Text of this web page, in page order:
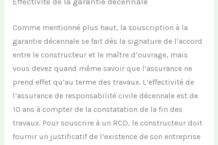
Comme mentionné plus haut, la souscription à la
garantie décennale se fait dès la signature de l’accord
entre le constructeur et le maître d’ouvrage, mais
vous devez quand même savoir que l’assurance ne
prend effet qu’au terme des travaux. L’effectivité de
l’assurance de responsabilité civile décennale est de
10 ans à compter de la constatation de la fin des
travaux. Pour souscrire à un RCD, le constructeur doit
fournir un justificatif de l’existence de son entreprise